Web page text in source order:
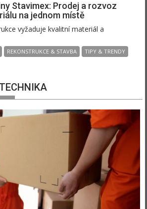
Stavimex: Prodej a rozvoz
na jednom místě
vyžaduje kvalitní materiál a
REKONSTRUKCE & STAVBA
TIPY & TRENDY